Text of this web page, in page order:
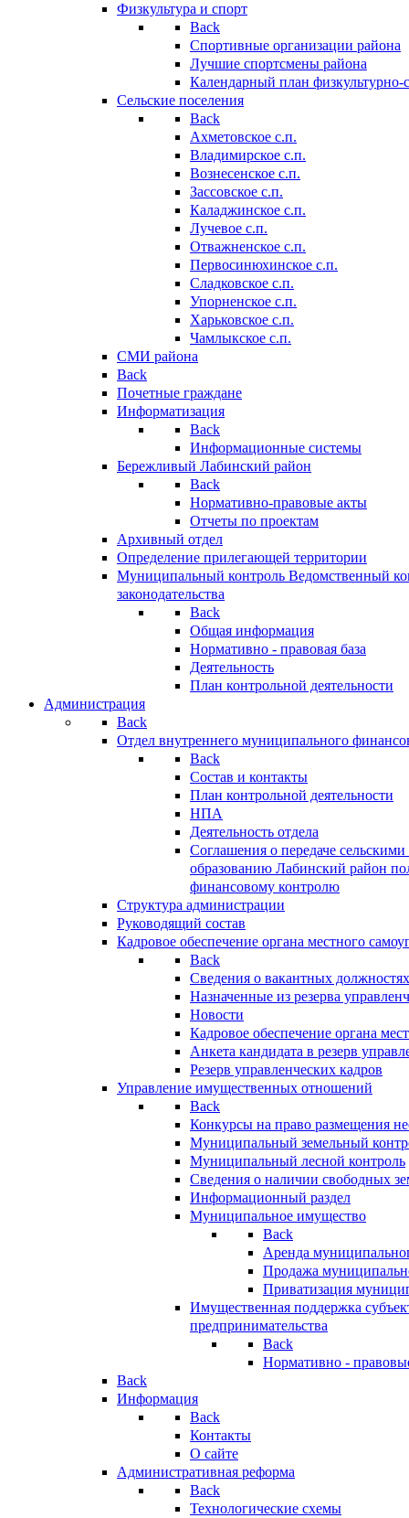
Физкультура и спорт
Back
Спортивные организации района
Лучшие спортсмены района
Календарный план
Сельские поселения
Back
Ахметовское с.п.
Владимирское с.п.
Вознесенское с.п.
Зассовское с.п.
Каладжинское с.п.
Лучевое с.п.
Отважненское с.п.
Первосинюхинское с.п.
Сладковское с.п.
Упорненское с.п.
Харьковское с.п.
Чамлыкское с.п.
СМИ района
Back
Почетные граждане
Информатизация
Back
Информационные системы
Бережливый Лабинский район
Back
Нормативно-правовые акты
Отчеты по проектам
Архивный отдел
Определение прилегающей территории
Муниципальный контроль Ведомственный
законодательства
Back
Общая информация
Нормативно - правовая база
Деятельность
План контрольной деятельности
Администрация
Back
Отдел внутреннего муниципального
Back
Состав и контакты
План контрольной деятельности
НПА
Деятельность отдела
Соглашения о передаче
образованию Лабинский район
финансовому контролю
Структура администрации
Руководящий состав
Кадровое обеспечение органа местного
Back
Сведения о вакантных
Назначенные из резерва
Новости
Кадровое обеспечение органа
Анкета кандидата в резерв
Резерв управленческих кадров
Управление имущественных отношений
Back
Конкурсы на право размещения
Муниципальный земельный
Муниципальный лесной контроль
Сведения о наличии свободных
Информационный раздел
Муниципальное имущество
Back
Аренда
Продажа
Приватизация
Имущественная поддержка
предпринимательства
Back
Нормативно -
Back
Информация
Back
Контакты
О сайте
Административная реформа
Back
Технологические схемы